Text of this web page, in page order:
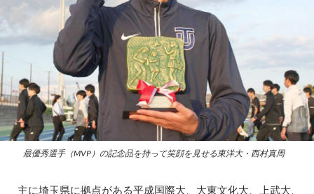
最優秀選手（MVP）の記念品を持って笑顔を見せる東洋大・西村真周
主に埼玉県に拠点がある平成国際大、大東文化大、上武大、